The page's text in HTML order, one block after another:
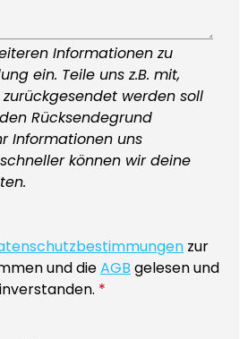
Informationen zu
ein. Teile uns z.B. mit,
werden soll
Rücksendegrund
Informationen uns
können wir deine
zur
und dieAGB gelesen und
*